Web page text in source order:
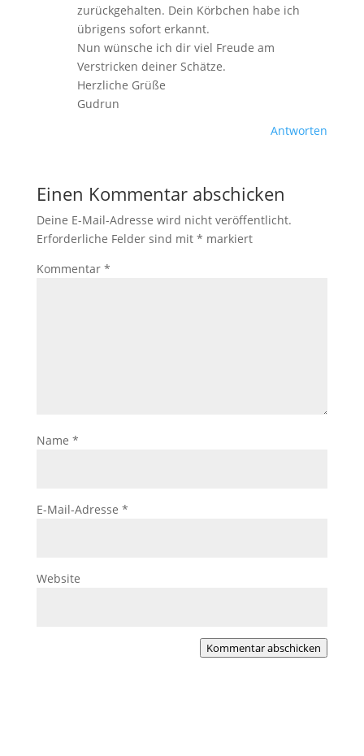
zurückgehalten. Dein Körbchen habe ich
übrigens sofort erkannt.
Nun wünsche ich dir viel Freude am
Verstricken deiner Schätze.
Herzliche Grüße
Gudrun
Antworten
Einen Kommentar abschicken
Deine E-Mail-Adresse wird nicht veröffentlicht.
Erforderliche Felder sind mit * markiert
Kommentar *
Name *
E-Mail-Adresse *
Website
Kommentar abschicken